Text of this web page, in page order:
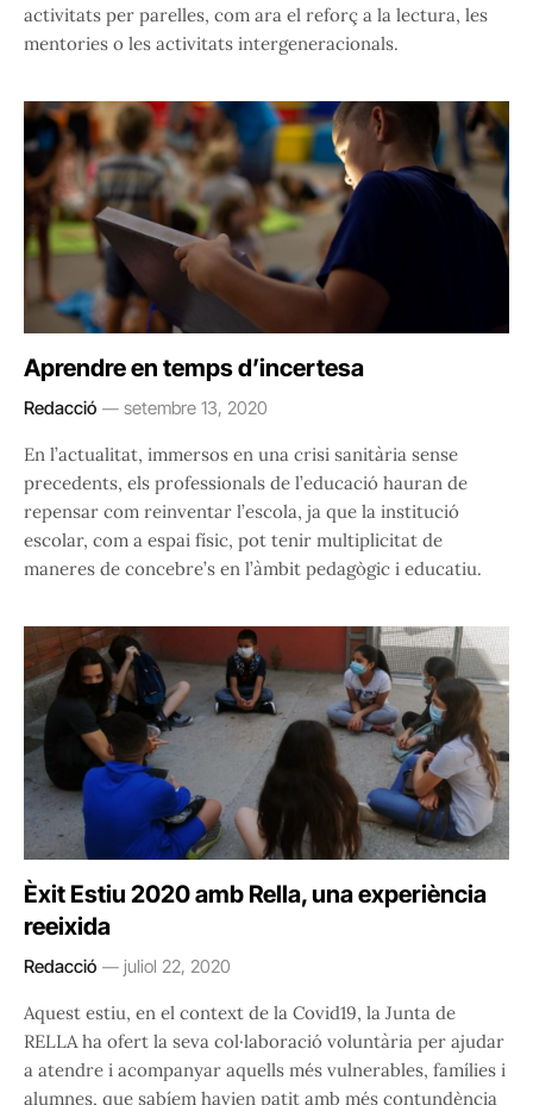
activitats per parelles, com ara el reforç a la lectura, les
mentories o les activitats intergeneracionals.
Aprendre en temps d’incertesa
Redacció setembre 13, 2020
En l’actualitat, immersos en una crisi sanitària sense
precedents, els professionals de l’educació hauran de
repensar com reinventar l’escola, ja que la institució
escolar, com a espai físic, pot tenir multiplicitat de
maneres de concebre’s en l’àmbit pedagògic i educatiu.
Èxit Estiu 2020 amb Rella, una experiència
reeixida
Redacció juliol 22, 2020
Aquest estiu, en el context de la Covid19, la Junta de
RELLA ha ofert la seva col·laboració voluntària per ajudar
a atendre i acompanyar aquells més vulnerables, famílies i
alumnes, que sabíem havien patit amb més contundència